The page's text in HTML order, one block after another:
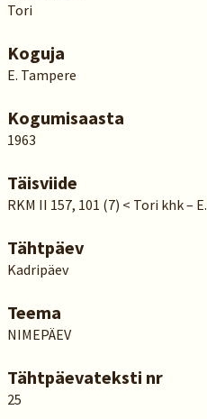
Tori
Koguja
E. Tampere
Kogumisaasta
1963
Täisviide
RKM II 157, 101 (7) < Tori khk –
Tähtpäev
Kadripäev
Teema
NIMEPÄEV
Tähtpäevateksti nr
25